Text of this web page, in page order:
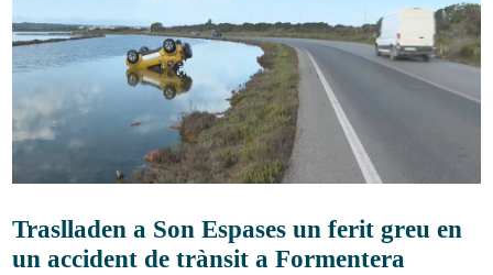
Traslladen a Son Espases un ferit greu en
un accident de trànsit a Formentera